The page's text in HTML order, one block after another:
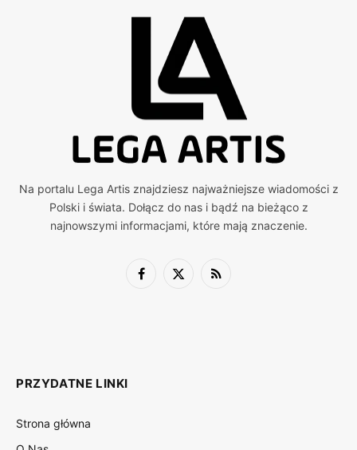
Na portalu Lega Artis znajdziesz najważniejsze wiadomości z
Polski i świata. Dołącz do nas i bądź na bieżąco z
najnowszymi informacjami, które mają znaczenie.
Facebook
X
RSS
PRZYDATNE LINKI
Strona główna